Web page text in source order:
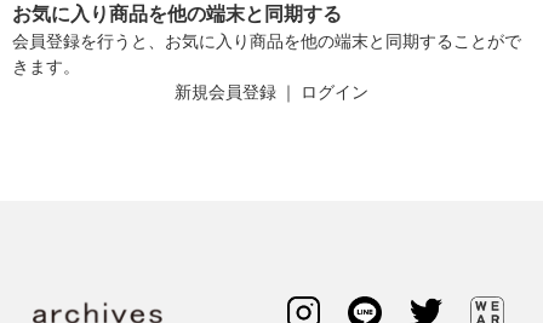
お気に入り商品を他の端末と同期する
会員登録を行うと、お気に入り商品を他の端末と同期することがで
きます。
新規会員登録 ｜ ログイン